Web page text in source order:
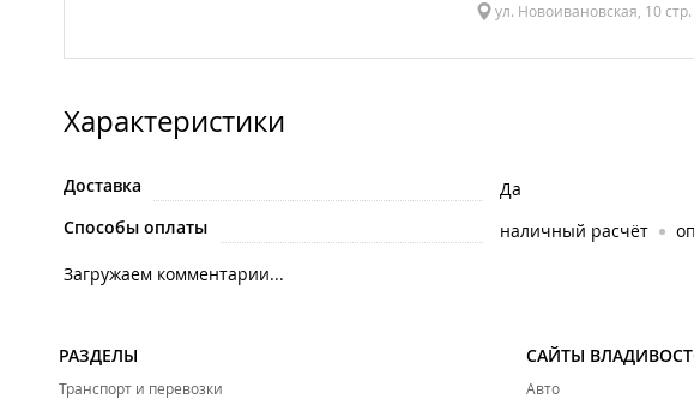
ул. Новоивановская, 10 стр.
Характеристики
Доставка
Да
Способы оплаты
наличный расчёт
Загружаем комментарии...
РАЗДЕЛЫ
Транспорт и перевозки
САЙТЫ
Авто